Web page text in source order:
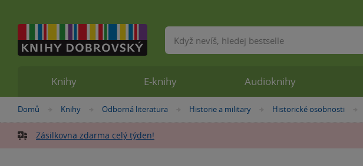
Nacházíte
zde:
Domů »
Knihy »
Odborná literatura »Historie a military »Historické osobnosti
Zásilkovna zdarma celý týden!
Knihy E-knihy Audioknihy
Vyhledávání